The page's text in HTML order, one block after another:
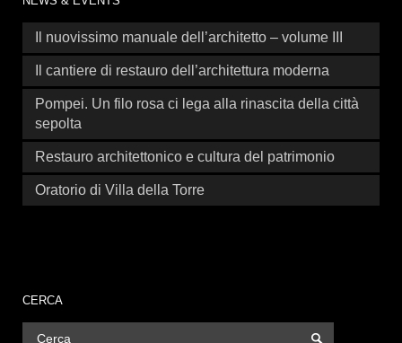
Il nuovissimo manuale dell’architetto – volume III
Il cantiere di restauro dell’architettura moderna
Pompei. Un filo rosa ci lega alla rinascita della città
sepolta
Restauro architettonico e cultura del patrimonio
Oratorio di Villa della Torre
CERCA